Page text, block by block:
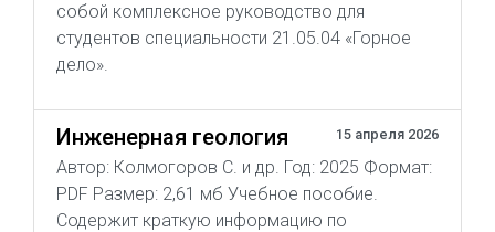
собой комплексное руководство для
студентов специальности 21.05.04 «Горное
дело».
Инженерная геология 15 апреля 2026
Автор: Колмогоров С. и др. Год: 2025 Формат:
PDF Размер: 2,61 мб Учебное пособие.
Содержит краткую информацию по